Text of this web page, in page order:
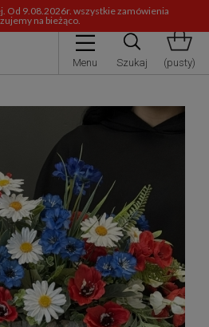
Od 9.08.2026r. wszystkie zamówienia
na bieżąco.
Menu Szukaj (pusty)